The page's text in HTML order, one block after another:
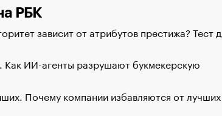
РБК
зависит от атрибутов престижа? Тест
Как ИИ-агенты разрушают букмекерскую
Почему компании избавляются от лучших